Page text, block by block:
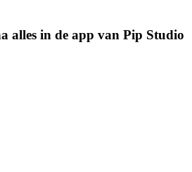
alles in de app van Pip Studio